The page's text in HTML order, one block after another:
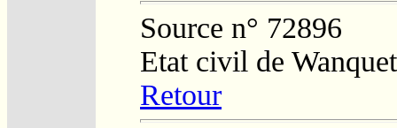
Source n° 72896
Etat civil de
Retour